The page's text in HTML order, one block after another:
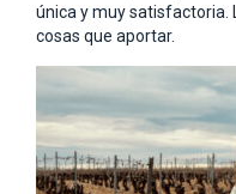
única y muy satisfactoria.
cosas que aportar.